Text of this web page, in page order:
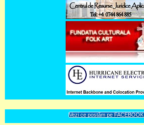
Vezi ce postăm pe FACEBOOK